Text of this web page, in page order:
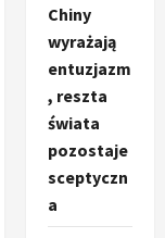
Chiny
wyrażają
entuzjazm
, reszta
świata
pozostaje
sceptyczn
a